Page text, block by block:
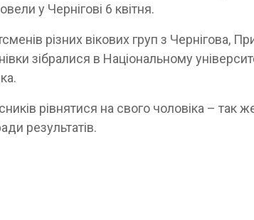
у Чернігові 6 квітня.
різних вікових груп з Чернігова,
зібралися в Національному
рівнятися на свого чоловіка – так
результатів.